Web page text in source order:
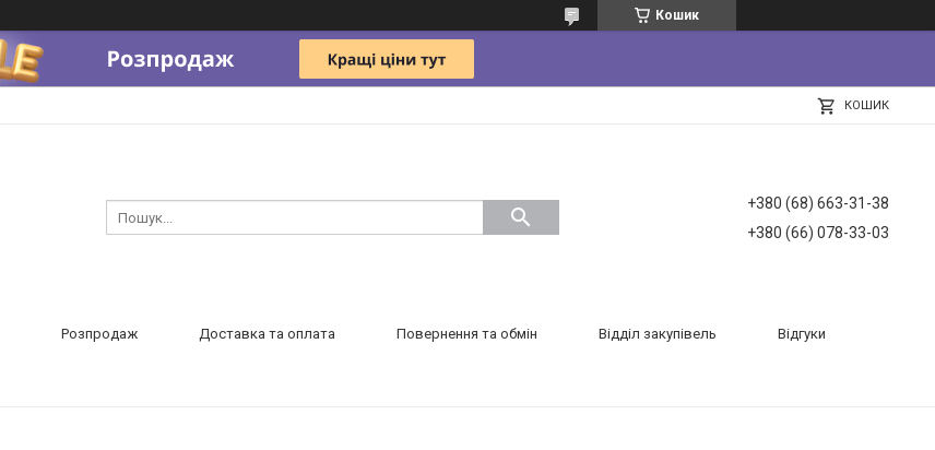
Кошик
КОШИК
+380 (68) 663-31-38
+380 (66) 078-33-03
Розпродаж Доставка та оплата Повернення та обмін Відділ закупівель Відгуки